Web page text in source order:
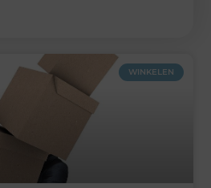
WINKELEN